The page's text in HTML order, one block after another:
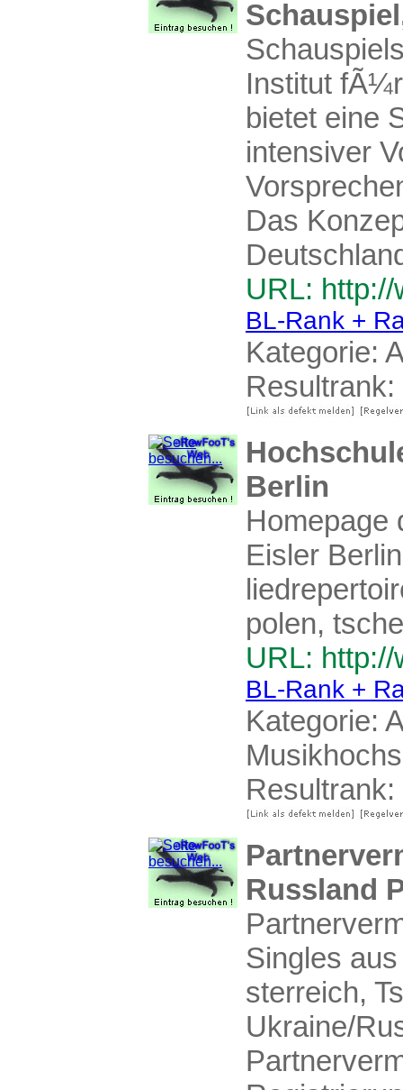
Institut
bietet eine
intensiver
Das
URL:
BL-Rank +
Kategorie:
Resultrank:
Berlin
Homepage
Eisler
polen,
URL:
BL-Rank +
Kategorie:
Resultrank:
Russland
Singles
sterreich,
Ukraine/